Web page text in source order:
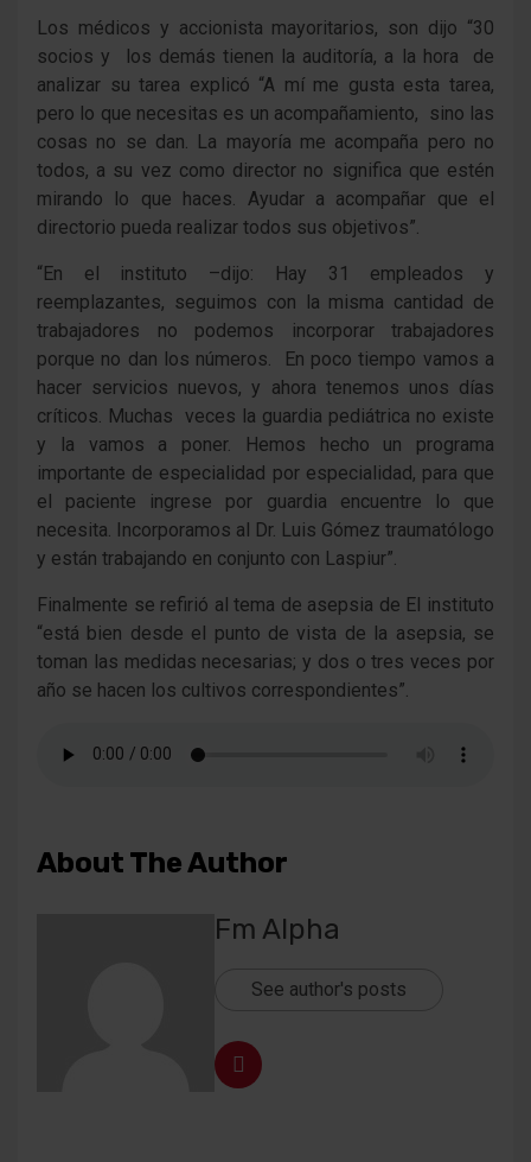
Los médicos y accionista mayoritarios, son dijo “30
socios y los demás tienen la auditoría, a la hora de
analizar su tarea explicó “A mí me gusta esta tarea,
pero lo que necesitas es un acompañamiento, sino las
cosas no se dan. La mayoría me acompaña pero no
todos, a su vez como director no significa que estén
mirando lo que haces. Ayudar a acompañar que el
directorio pueda realizar todos sus objetivos”.
“En el instituto –dijo: Hay 31 empleados y
reemplazantes, seguimos con la misma cantidad de
trabajadores no podemos incorporar trabajadores
porque no dan los números. En poco tiempo vamos a
hacer servicios nuevos, y ahora tenemos unos días
críticos. Muchas veces la guardia pediátrica no existe
y la vamos a poner. Hemos hecho un programa
importante de especialidad por especialidad, para que
el paciente ingrese por guardia encuentre lo que
necesita. Incorporamos al Dr. Luis Gómez traumatólogo
y están trabajando en conjunto con Laspiur”.
Finalmente se refirió al tema de asepsia de El instituto
“está bien desde el punto de vista de la asepsia, se
toman las medidas necesarias; y dos o tres veces por
año se hacen los cultivos correspondientes”.
About The Author
Fm Alpha
See author's posts